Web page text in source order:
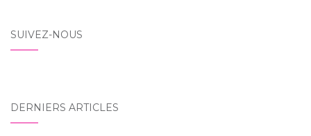
SUIVEZ-NOUS
DERNIERS ARTICLES